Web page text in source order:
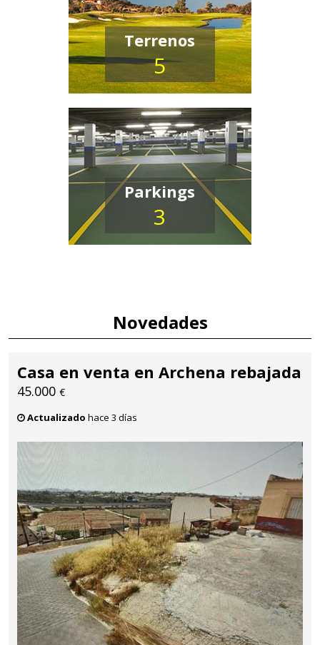
Terrenos
5
Parkings
3
Novedades
Casa en venta en Archena rebajada
45.000 €
Actualizado hace 3 días